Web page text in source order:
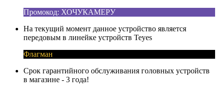
Промокод: ХОЧУКАМЕРУ
На текущий момент данное устройство является
передовым в линейке устройств Teyes
Флагман
Срок гарантийного обслуживания головных устройств
в магазине - 3 года!